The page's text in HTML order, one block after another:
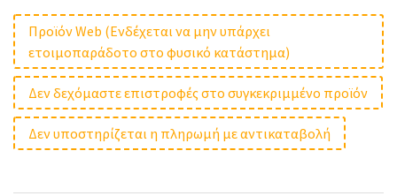
price
was:
280,00 €.
price
is:
260,00 €.
Προϊόν Web (Ενδέχεται να μην υπάρχει
ετοιμοπαράδοτο στο φυσικό κατάστημα)
Δεν δεχόμαστε επιστροφές στο συγκεκριμμένο προϊόν
Δεν υποστηρίζεται η πληρωμή με αντικαταβολή